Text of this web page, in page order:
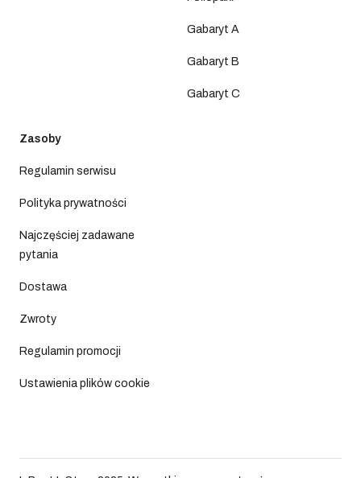
Gabaryt A
Gabaryt B
Gabaryt C
Zasoby
Regulamin serwisu
Polityka prywatności
Najczęściej zadawane
pytania
Dostawa
Zwroty
Regulamin promocji
Ustawienia plików cookie